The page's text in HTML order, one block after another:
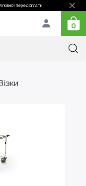
повної передоплати
0